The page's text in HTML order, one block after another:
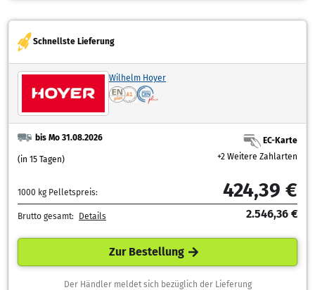
Schnellste Lieferung
Wilhelm Hoyer
bis Mo 31.08.2026
(in 15 Tagen)
EC-Karte
+2 Weitere Zahlarten
1000 kg Pelletspreis: 424,39 €
Brutto gesamt: Details 2.546,36 €
Zur Bestellung
Der Händler meldet sich bezüglich der Lieferung